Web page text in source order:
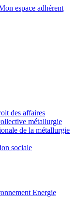
espace adhérent
des affaires
métallurgie
de la métallurgie
sociale
Energie